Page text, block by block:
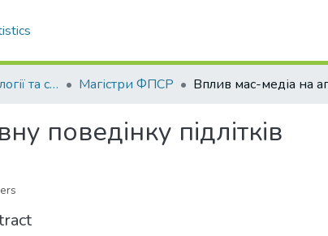
Факультет психології та соціальної роботи Магістри ФПСР
поведінку підлітків